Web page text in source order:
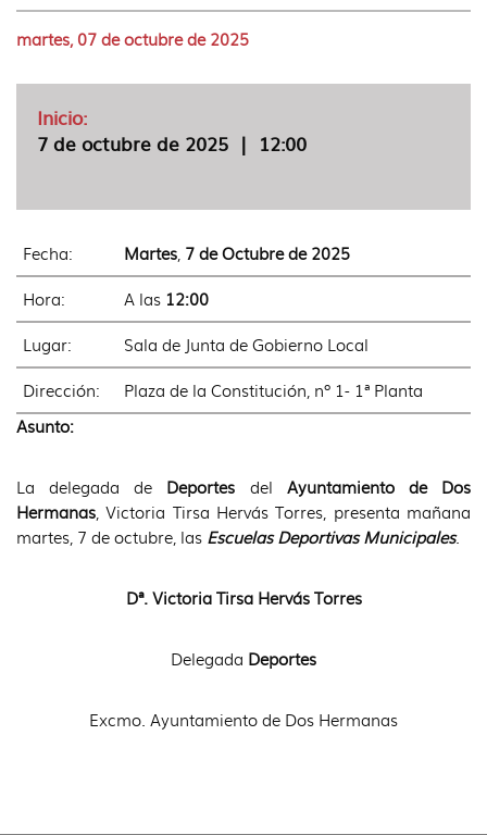
idioma
martes, 07 de octubre de 2025
Inicio:
7 de octubre de 2025 | 12:00
Fecha: Martes, 7 de Octubre de 2025
Hora:
A las 12:00
Lugar:
Sala de Junta de Gobierno Local
Dirección:
Plaza de la Constitución, nº 1- 1ª Planta
Asunto:
La delegada de Deportes del Ayuntamiento de Dos
Hermanas, Victoria Tirsa Hervás Torres, presenta mañana
martes, 7 de octubre, las Escuelas Deportivas Municipales.
Dª. Victoria Tirsa Hervás Torres
Delegada Deportes
Excmo. Ayuntamiento de Dos Hermanas